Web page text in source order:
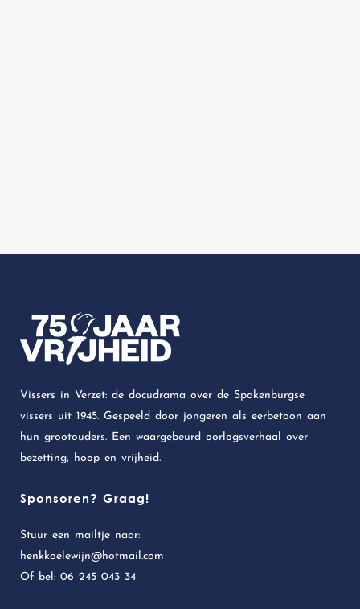
Vissers in Verzet: de docudrama over de Spakenburgse
vissers uit 1945. Gespeeld door jongeren als eerbetoon aan
hun grootouders. Een waargebeurd oorlogsverhaal over
bezetting, hoop en vrijheid.
Sponsoren? Graag!
Stuur een mailtje naar:
henkkoelewijn@hotmail.com
Of bel: 06 245 043 34